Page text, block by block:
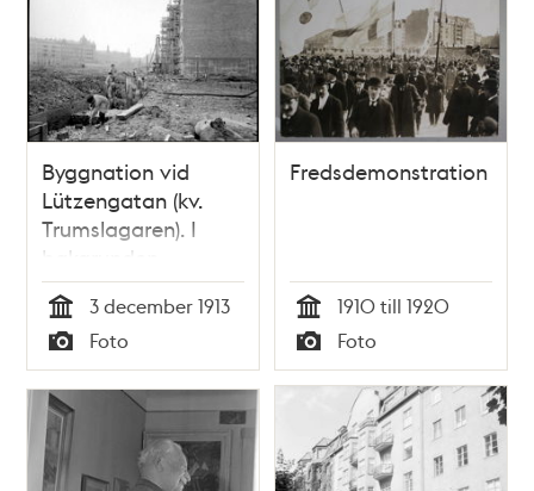
Byggnation vid
Lützengatan (kv.
Trumslagaren). I
bakgrunden
Karlavägen och
Karlaplan (kv. Fanan,
Harpan, Lyran och
Minan)
Tid
3 december 1913
Typ
Foto
Fredsdemonstration
Tid
1910 till 1920
Typ
Foto